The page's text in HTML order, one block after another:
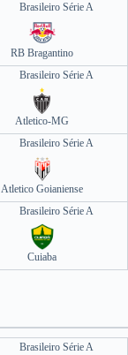
Brasileiro Série A
RB Bragantino
Brasileiro Série A
Atletico-MG
Brasileiro Série A
Atletico Goianiense
Brasileiro Série A
Cuiaba
Brasileiro Série A